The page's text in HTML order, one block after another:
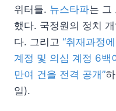
위터들. 뉴스타파는 그
했다. 국정원의 정치
다. 그리고 “취재과정
계정 및 의심 계정 6백
만여 건을 전격 공개”
일).